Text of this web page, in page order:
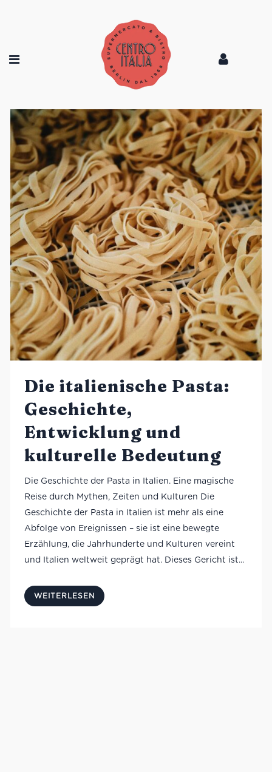
Die italienische Pasta:
Geschichte,
Entwicklung und
kulturelle Bedeutung
Die Geschichte der Pasta in Italien. Eine magische
Reise durch Mythen, Zeiten und Kulturen Die
Geschichte der Pasta in Italien ist mehr als eine
Abfolge von Ereignissen – sie ist eine bewegte
Erzählung, die Jahrhunderte und Kulturen vereint
und Italien weltweit geprägt hat. Dieses Gericht ist...
WEITERLESEN